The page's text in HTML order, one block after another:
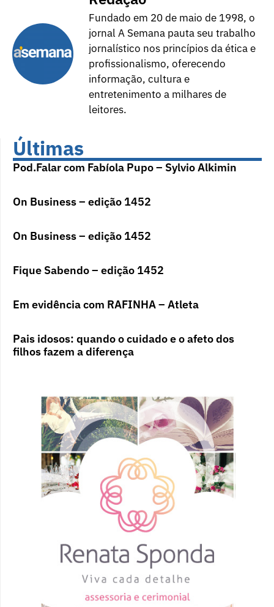
Fundado em 20 de maio de 1998, o
jornal A Semana pauta seu trabalho
jornalístico nos princípios da ética e
profissionalismo, oferecendo
informação, cultura e
entretenimento a milhares de
leitores.
Últimas
Pod.Falar com Fabíola Pupo – Sylvio Alkimin
On Business – edição 1452
On Business – edição 1452
Fique Sabendo – edição 1452
Em evidência com RAFINHA – Atleta
Pais idosos: quando o cuidado e o afeto dos
filhos fazem a diferença